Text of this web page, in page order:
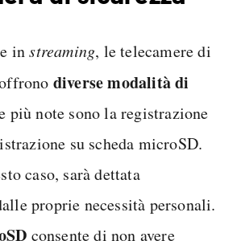
instreaming, le telecamere di
diverse modalità di
più note sono la registrazione
su scheda microSD.
caso, sarà dettata
proprie necessità personali.
consente di non avere